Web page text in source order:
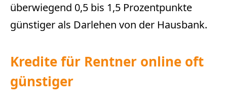
überwiegend 0,5 bis 1,5 Prozentpunkte
günstiger als Darlehen von der Hausbank.
Kredite für Rentner online oft
günstiger